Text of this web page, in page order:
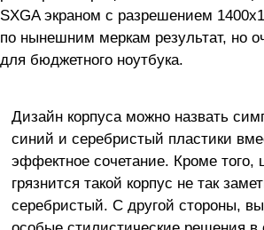
SXGA экраном с разрешением
по нынешним меркам результат, но
для бюджетного ноутбука.
Дизайн корпуса можно назвать
синий и серебристый пластики
эффектное сочетание. Кроме того,
грязнится такой корпус не так
серебристый. С другой стороны,